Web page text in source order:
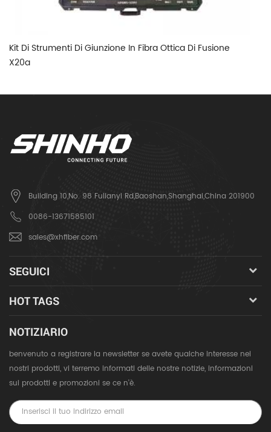
Kit Di Strumenti Di Giunzione In Fibra Ottica Di Fusione
X20a
Building 10,No. 98 Fulianyi Rd,Baoshan,Shanghai,China 201900
0086-13671585101
sales@xhfiber.com
SEGUICI
HOT TAGS
NOTIZIARIO
benvenuto a registrare la newsletter se avete qualche interesse nei
nostri prodotti, vi terremo informati delle nostre notizie, informazioni
sui prodotti e promozioni se ce n'è.